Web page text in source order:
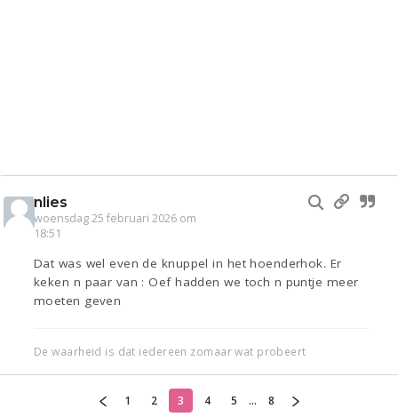
nlies
woensdag 25 februari 2026 om
18:51
Dat was wel even de knuppel in het hoenderhok. Er
keken n paar van : Oef hadden we toch n puntje meer
moeten geven
De waarheid is dat iedereen zomaar wat probeert
1 2 3 4 5 ... 8